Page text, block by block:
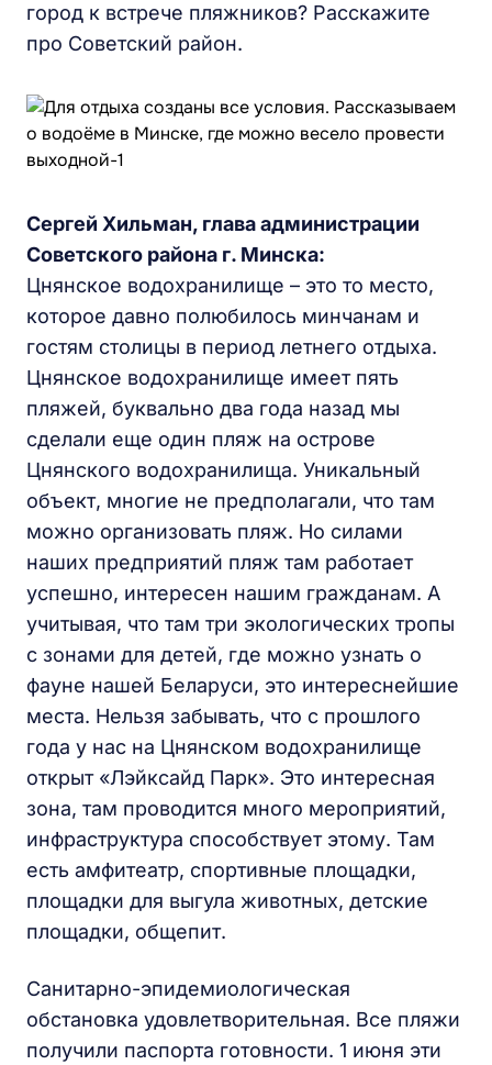
город к встрече пляжников? Расскажите
про Советский район.
Сергей Хильман, глава администрации
Советского района г. Минска:
Цнянское водохранилище – это то место,
которое давно полюбилось минчанам и
гостям столицы в период летнего отдыха.
Цнянское водохранилище имеет пять
пляжей, буквально два года назад мы
сделали еще один пляж на острове
Цнянского водохранилища. Уникальный
объект, многие не предполагали, что там
можно организовать пляж. Но силами
наших предприятий пляж там работает
успешно, интересен нашим гражданам. А
учитывая, что там три экологических тропы
с зонами для детей, где можно узнать о
фауне нашей Беларуси, это интереснейшие
места. Нельзя забывать, что с прошлого
года у нас на Цнянском водохранилище
открыт «Лэйксайд Парк». Это интересная
зона, там проводится много мероприятий,
инфраструктура способствует этому. Там
есть амфитеатр, спортивные площадки,
площадки для выгула животных, детские
площадки, общепит.
Санитарно-эпидемиологическая
обстановка удовлетворительная. Все пляжи
получили паспорта готовности. 1 июня эти